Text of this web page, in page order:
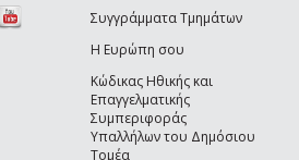
Συγγράμματα Τμημάτων
Η Ευρώπη σου
Κώδικας Ηθικής και
Επαγγελματικής
Συμπεριφοράς
Υπαλλήλων του Δημόσιου
Τομέα